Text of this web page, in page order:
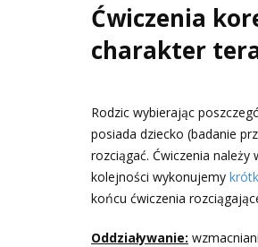
Ćwiczenia
charakter
Rodzic wybierając
posiada dziecko (badanie
rozciągać. Ćwiczenia
kolejności wykonujemy
końcu ćwiczenia
Oddziaływanie: